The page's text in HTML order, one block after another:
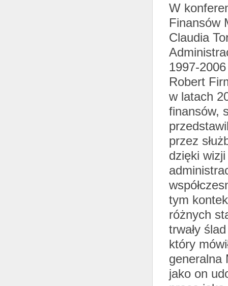
W
Finansów
Claudia
1997-
Robert
w latach
finansów,
przez
dzięki
tym
różnych
trwały
który
generalna
jako on